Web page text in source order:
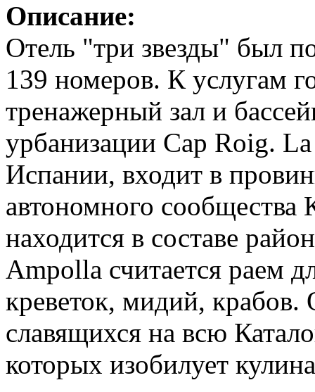
Описание:
Отель "три звезды" был
139 номеров. К услугам
тренажерный зал и
урбанизации Cap Roig.
Испании, входит в
автономного
находится в составе
Ampolla считается раем
креветок, мидий, крабов.
славящихся на всю
которых изобилует